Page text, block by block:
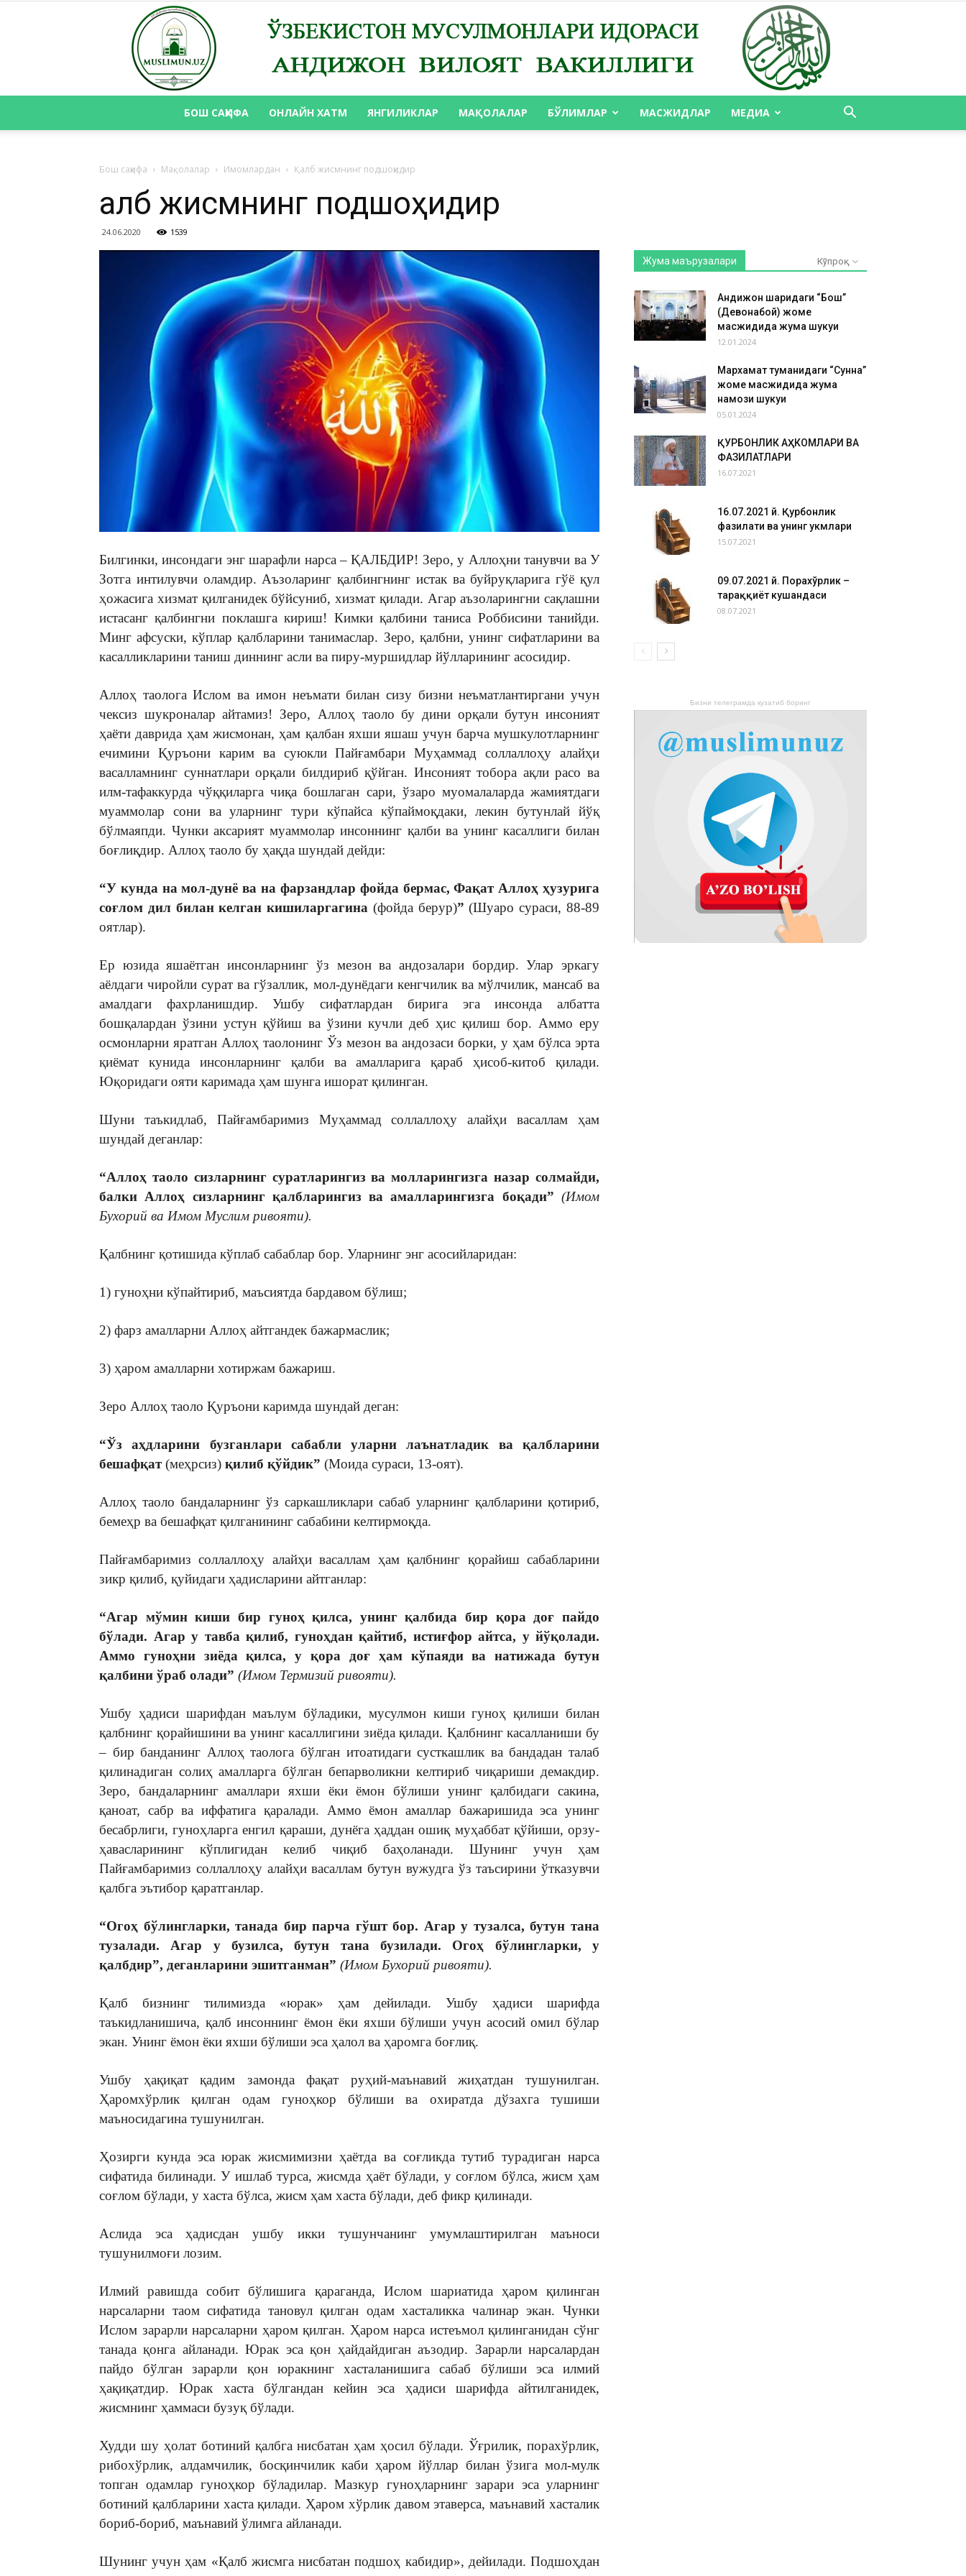
ВАКИЛЛИГИ
БОШ САҲИФА ОНЛАЙН ХАТМ ЯНГИЛИКЛАР МАҚОЛАЛАР БЎЛИМЛАР МАСЖИДЛАР МЕДИА
Бош саҳифа Мақолалар Имомлардан Қалб жисмнинг подшоҳидир
Қалб жисмнинг подшоҳидир
24.06.2020 1539
Билгинки, инсондаги энг шарафли нарса – ҚАЛБДИР! Зеро, у Аллоҳни танувчи ва У
Зотга интилувчи оламдир. Аъзоларинг қалбингнинг истак ва буйруқларига гўё қул
ҳожасига хизмат қилганидек бўйсуниб, хизмат қилади. Агар аъзоларингни сақлашни
истасанг қалбингни поклашга кириш! Кимки қалбини таниса Роббисини танийди.
Минг афсуски, кўплар қалбларини танимаслар. Зеро, қалбни, унинг сифатларини ва
касалликларини таниш диннинг асли ва пиру-муршидлар йўлларининг асосидир.
Аллоҳ таолога Ислом ва имон неъмати билан сизу бизни неъматлантиргани учун
чексиз шукроналар айтамиз! Зеро, Аллоҳ таоло бу дини орқали бутун инсоният
ҳаёти даврида ҳам жисмонан, ҳам қалбан яхши яшаш учун барча мушкулотларнинг
ечимини Қуръони карим ва суюкли Пайғамбари Муҳаммад соллаллоҳу алайҳи
васалламнинг суннатлари орқали билдириб қўйган. Инсоният тобора ақли расо ва
илм-тафаккурда чўққиларга чиқа бошлаган сари, ўзаро муомалаларда жамиятдаги
муаммолар сони ва уларнинг тури кўпайса кўпаймоқдаки, лекин бутунлай йўқ
бўлмаяпди. Чунки аксарият муаммолар инсоннинг қалби ва унинг касаллиги билан
боғлиқдир. Аллоҳ таоло бу ҳақда шундай дейди:
“У кунда на мол-дунё ва на фарзандлар фойда бермас, Фақат Аллоҳ ҳузурига
соғлом дил билан келган кишиларгагина (фойда берур)”(Шуаро сураси, 88-89
оятлар).
Ер юзида яшаётган инсонларнинг ўз мезон ва андозалари бордир. Улар эркагу
аёлдаги чиройли сурат ва гўзаллик, мол-дунёдаги кенгчилик ва мўлчилик, мансаб ва
амалдаги фахрланишдир. Ушбу сифатлардан бирига эга инсонда албатта
бошқалардан ўзини устун қўйиш ва ўзини кучли деб ҳис қилиш бор. Аммо еру
осмонларни яратган Аллоҳ таолонинг Ўз мезон ва андозаси борки, у ҳам бўлса эрта
қиёмат кунида инсонларнинг қалби ва амалларига қараб ҳисоб-китоб қилади.
Юқоридаги ояти каримада ҳам шунга ишорат қилинган.
Шуни таъкидлаб, Пайғамбаримиз Муҳаммад соллаллоҳу алайҳи васаллам ҳам
шундай деганлар:
“Аллоҳ таоло сизларнинг суратларингиз ва молларингизга назар солмайди,
балки Аллоҳ сизларнинг қалбларингиз ва амалларингизга боқади” (Имом
Бухорий ва Имом Муслим ривояти).
Қалбнинг қотишида кўплаб сабаблар бор. Уларнинг энг асосийларидан:
1) гуноҳни кўпайтириб, маъсиятда бардавом бўлиш;
2) фарз амалларни Аллоҳ айтгандек бажармаслик;
3) ҳаром амалларни хотиржам бажариш.
Зеро Аллоҳ таоло Қуръони каримда шундай деган:
“Ўз аҳдларини бузганлари сабабли уларни лаънатладик ва қалбларини
бешафқат (меҳрсиз) қилиб қўйдик” (Моида сураси, 13-оят).
Аллоҳ таоло бандаларнинг ўз саркашликлари сабаб уларнинг қалбларини қотириб,
бемеҳр ва бешафқат қилганининг сабабини келтирмоқда.
Пайғамбаримиз соллаллоҳу алайҳи васаллам ҳам қалбнинг қорайиш сабабларини
зикр қилиб, қуйидаги ҳадисларини айтганлар:
“Агар мўмин киши бир гуноҳ қилса, унинг қалбида бир қора доғ пайдо
бўлади. Агар у тавба қилиб, гуноҳдан қайтиб, истиғфор айтса, у йўқолади.
Аммо гуноҳни зиёда қилса, у қора доғ ҳам кўпаяди ва натижада бутун
қалбини ўраб олади” (Имом Термизий ривояти).
Ушбу ҳадиси шарифдан маълум бўладики, мусулмон киши гуноҳ қилиши билан
қалбнинг қорайишини ва унинг касаллигини зиёда қилади. Қалбнинг касалланиши бу
– бир банданинг Аллоҳ таолога бўлган итоатидаги сусткашлик ва бандадан талаб
қилинадиган солиҳ амалларга бўлган бепарволикни келтириб чиқариши демакдир.
Зеро, бандаларнинг амаллари яхши ёки ёмон бўлиши унинг қалбидаги сакина,
қаноат, сабр ва иффатига қаралади. Аммо ёмон амаллар бажаришида эса унинг
бесабрлиги, гуноҳларга енгил қараши, дунёга ҳаддан ошиқ муҳаббат қўйиши, орзу-
ҳавасларининг кўплигидан келиб чиқиб баҳоланади. Шунинг учун ҳам
Пайғамбаримиз соллаллоҳу алайҳи васаллам бутун вужудга ўз таъсирини ўтказувчи
қалбга эътибор қаратганлар.
“Огоҳ бўлингларки, танада бир парча гўшт бор. Агар у тузалса, бутун тана
тузалади. Агар у бузилса, бутун тана бузилади. Огоҳ бўлингларки, у
қалбдир”, деганларини эшитганман” (Имом Бухорий ривояти).
Қалб бизнинг тилимизда «юрак» ҳам дейилади. Ушбу ҳадиси шарифда
таъкидланишича, қалб инсоннинг ёмон ёки яхши бўлиши учун асосий омил бўлар
экан. Унинг ёмон ёки яхши бўлиши эса ҳалол ва ҳаромга боғлиқ.
Ушбу ҳақиқат қадим замонда фақат руҳий-маънавий жиҳатдан тушунилган.
Ҳаромхўрлик қилган одам гуноҳкор бўлиши ва охиратда дўзахга тушиши
маъносидагина тушунилган.
Ҳозирги кунда эса юрак жисмимизни ҳаётда ва соғликда тутиб турадиган нарса
сифатида билинади. У ишлаб турса, жисмда ҳаёт бўлади, у соғлом бўлса, жисм ҳам
соғлом бўлади, у хаста бўлса, жисм ҳам хаста бўлади, деб фикр қилинади.
Аслида эса ҳадисдан ушбу икки тушунчанинг умумлаштирилган маъноси
тушунилмоғи лозим.
Илмий равишда собит бўлишига қараганда, Ислом шариатида ҳаром қилинган
нарсаларни таом сифатида тановул қилган одам хасталикка чалинар экан. Чунки
Ислом зарарли нарсаларни ҳаром қилган. Ҳаром нарса истеъмол қилинганидан сўнг
танада қонга айланади. Юрак эса қон ҳайдайдиган аъзодир. Зарарли нарсалардан
пайдо бўлган зарарли қон юракнинг хасталанишига сабаб бўлиши эса илмий
ҳақиқатдир. Юрак хаста бўлгандан кейин эса ҳадиси шарифда айтилганидек,
жисмнинг ҳаммаси бузуқ бўлади.
Худди шу ҳолат ботиний қалбга нисбатан ҳам ҳосил бўлади. Ўғрилик, порахўрлик,
рибохўрлик, алдамчилик, босқинчилик каби ҳаром йўллар билан ўзига мол-мулк
топган одамлар гуноҳкор бўладилар. Мазкур гуноҳларнинг зарари эса уларнинг
ботиний қалбларини хаста қилади. Ҳаром хўрлик давом этаверса, маънавий хасталик
бориб-бориб, маънавий ўлимга айланади.
Шунинг учун ҳам «Қалб жисмга нисбатан подшоҳ кабидир», дейилади. Подшоҳдан
Жума маърузалари Кўпроқ
Андижон шаҳридаги “Бош”
(Девонабой) жоме
масжидида жума шукуҳи
12.01.2024
Мархамат туманидаги “Сунна”
жоме масжидида жума
намози шукуҳи
05.01.2024
ҚУРБОНЛИК АҲКОМЛАРИ ВА
ФАЗИЛАТЛАРИ
16.07.2021
16.07.2021 й. Қурбонлик
фазилати ва унинг ҳукмлари
15.07.2021
09.07.2021 й. Порахўрлик –
тараққиёт кушандаси
08.07.2021
Бизни телеграмда кузатиб боринг